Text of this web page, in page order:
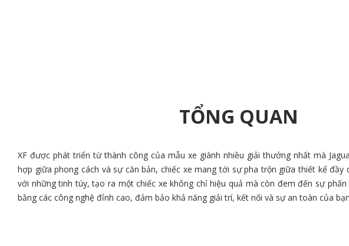
TỔNG QUAN
XF được phát triển từ thành công của mẫu xe giành nhiều giải thưởng nhất mà
hợp giữa phong cách và sự căn bản, chiếc xe mang tới sự pha trộn giữa thiết kế đầy
với những tinh túy, tạo ra một chiếc xe không chỉ hiệu quả mà còn đem đến sự
bằng các công nghệ đỉnh cao, đảm bảo khả năng giải trí, kết nối và sự an toàn của